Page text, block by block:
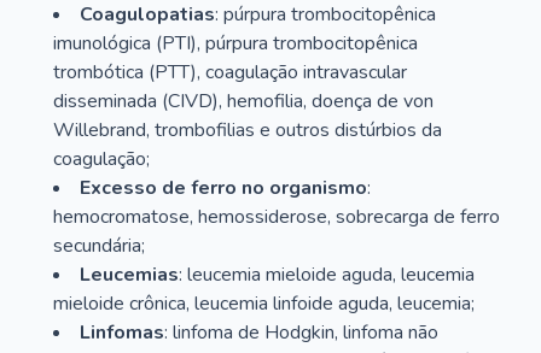
Coagulopatias: púrpura trombocitopênica
imunológica (PTI), púrpura trombocitopênica
trombótica (PTT), coagulação intravascular
disseminada (CIVD), hemofilia, doença de von
Willebrand, trombofilias e outros distúrbios da
coagulação;
Excesso de ferro no organismo:
hemocromatose, hemossiderose, sobrecarga de ferro
secundária;
Leucemias: leucemia mieloide aguda, leucemia
mieloide crônica, leucemia linfoide aguda, leucemia;
Linfomas: linfoma de Hodgkin, linfoma não